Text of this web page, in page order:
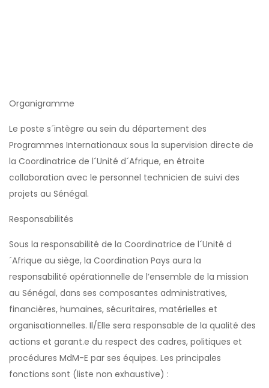
Organigramme
Le poste s´intègre au sein du département des
Programmes Internationaux sous la supervision directe de
la Coordinatrice de l´Unité d´Afrique, en étroite
collaboration avec le personnel technicien de suivi des
projets au Sénégal.
Responsabilités
Sous la responsabilité de la Coordinatrice de l´Unité d
´Afrique au siège, la Coordination Pays aura la
responsabilité opérationnelle de l’ensemble de la mission
au Sénégal, dans ses composantes administratives,
financières, humaines, sécuritaires, matérielles et
organisationnelles. Il/Elle sera responsable de la qualité des
actions et garant.e du respect des cadres, politiques et
procédures MdM-E par ses équipes. Les principales
fonctions sont (liste non exhaustive) :